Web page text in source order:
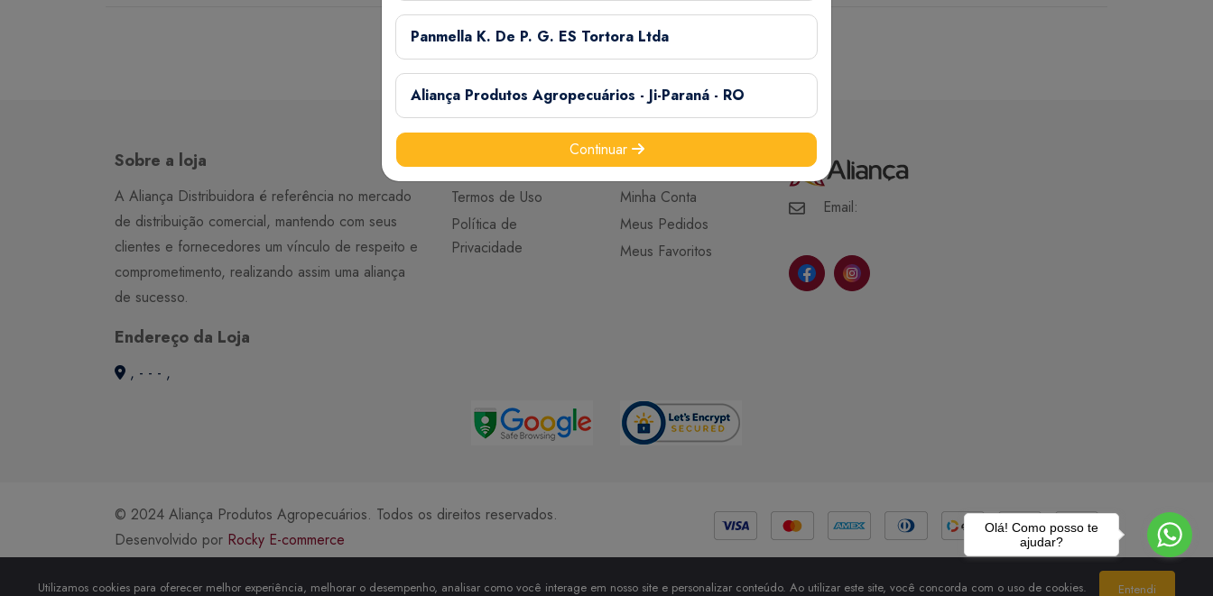
Sobre a loja
A Aliança Distribuidora é referência no mercado
de distribuição comercial, mantendo com seus
clientes e fornecedores um vínculo de respeito e
comprometimento, realizando assim uma aliança
de sucesso.
Endereço da Loja
, - - - ,
Termos de Uso
Política de
Privacidade
Ajuda
Minha Conta
Meus Pedidos
Meus Favoritos
Email:
© 2024 Aliança Produtos Agropecuários. Todos os direitos reservados.
Desenvolvido por Rocky E-commerce
Métodos de Pagamento
Panmella K. De P. G. ES Tortora Ltda
Aliança Produtos Agropecuários - Ji-Paraná - RO
Continuar
Utilizamos cookies para oferecer melhor experiência, melhorar o desempenho, analisar como você interage em nosso site e personalizar conteúdo. Ao utilizar este site, você concorda com o uso de cookies. Entendi
Olá! Como posso te
ajudar?